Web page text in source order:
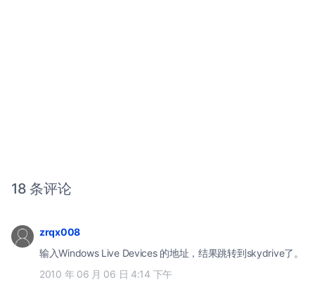
18 条评论
zrqx008
输入Windows Live Devices 的地址，结果跳转到skydrive了。
2010 年 06 月 06 日 4:14 下午